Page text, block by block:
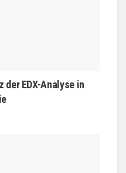
EDX-Analyse in